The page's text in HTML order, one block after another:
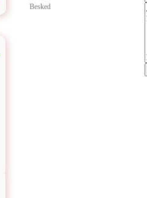
Besked